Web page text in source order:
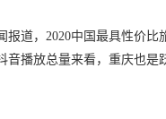
报道，2020中国最具性价
音播放总量来看，重庆也是